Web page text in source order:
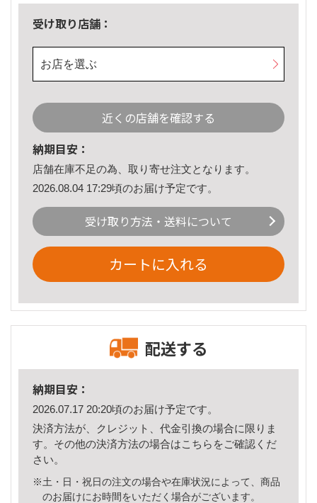
受け取り店舗：
お店を選ぶ
近くの店舗を確認する
納期目安：
店舗在庫不足の為、取り寄せ注文となります。
2026.08.04 17:29頃のお届け予定です。
受け取り方法・送料について
カートに入れる
配送する
納期目安：
2026.07.17 20:20頃のお届け予定です。
決済方法が、クレジット、代金引換の場合に限りま
す。その他の決済方法の場合はこちら をご確認くだ
さい。
※土・日・祝日の注文の場合や在庫状況によって、商品
のお届けにお時間をいただく場合がございます。